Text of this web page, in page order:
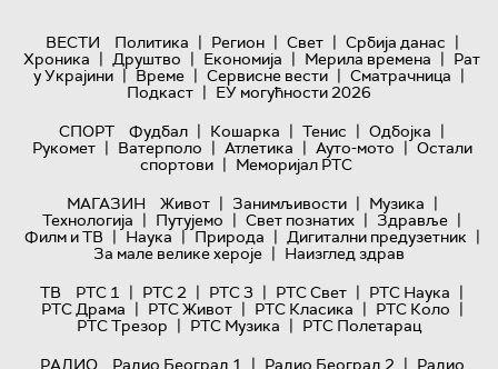
ВЕСТИ Политика | Регион | Свет | Србија данас |
Хроника | Друштво | Економија | Мерила времена | Рат
у Украјини | Време | Сервисне вести | Сматрачница |
Подкаст | ЕУ могућности 2026
СПОРТ
Фудбал | Кошарка | Тенис | Одбојка |
Рукомет | Ватерполо | Атлетика | Ауто-мото | Остали
спортови | Меморијал РТС
МАГАЗИН
Живот | Занимљивости | Музика |
Технологијa | Путујемо | Свет познатих | Здравље |
Филм и ТВ | Наука | Природа | Дигитални предузетник |
За мале велике хероје | Наизглед здрав
ТВ
РТС 1 | РТС 2 | РТС 3 | РТС Свет | РТС Наука |
РТС Драма | РТС Живот | РТС Класика | РТС Коло |
РТС Трезор | РТС Музика | РТС Полетарац
РАДИО
Радио Београд 1 | Радио Београд 2 | Радио